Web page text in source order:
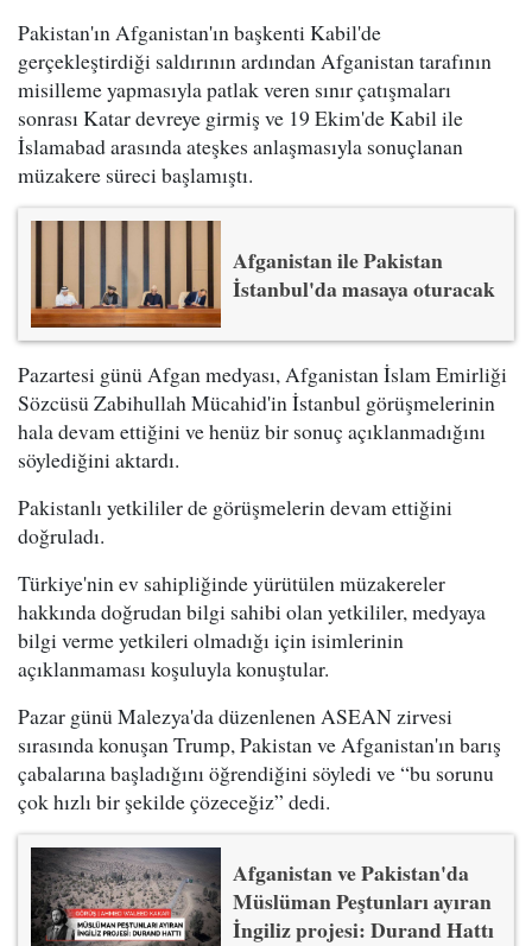
Pakistan'ın Afganistan'ın başkenti Kabil'de
gerçekleştirdiği saldırının ardından Afganistan tarafının
misilleme yapmasıyla patlak veren sınır çatışmaları
sonrası Katar devreye girmiş ve 19 Ekim'de Kabil ile
İslamabad arasında ateşkes anlaşmasıyla sonuçlanan
müzakere süreci başlamıştı.
Afganistan ile Pakistan
İstanbul'da masaya oturacak
Pazartesi günü Afgan medyası, Afganistan İslam Emirliği
Sözcüsü Zabihullah Mücahid'in İstanbul görüşmelerinin
hala devam ettiğini ve henüz bir sonuç açıklanmadığını
söylediğini aktardı.
Pakistanlı yetkililer de görüşmelerin devam ettiğini
doğruladı.
Türkiye'nin ev sahipliğinde yürütülen müzakereler
hakkında doğrudan bilgi sahibi olan yetkililer, medyaya
bilgi verme yetkileri olmadığı için isimlerinin
açıklanmaması koşuluyla konuştular.
Pazar günü Malezya'da düzenlenen ASEAN zirvesi
sırasında konuşan Trump, Pakistan ve Afganistan'ın barış
çabalarına başladığını öğrendiğini söyledi ve “bu sorunu
çok hızlı bir şekilde çözeceğiz” dedi.
Afganistan ve Pakistan'da
Müslüman Peştunları ayıran
İngiliz projesi: Durand Hattı